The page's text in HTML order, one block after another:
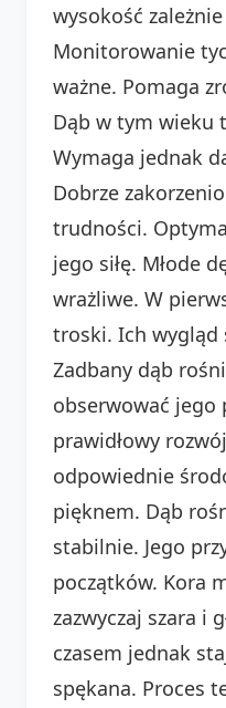
wysokość
Monitorowanie
ważne. Pomaga
Dąb w tym wieku
Wymaga jednak
Dobrze
trudności.
jego siłę. Młode
wrażliwe. W
troski. Ich wygląd
Zadbany dąb
obserwować jego
prawidłowy
odpowiednie
pięknem. Dąb
stabilnie. Jego
początków. Kora
zazwyczaj szara i
czasem jednak
spękana. Proces